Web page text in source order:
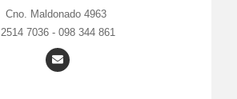
Cno. Maldonado 4963
2514 7036 - 098 344 861